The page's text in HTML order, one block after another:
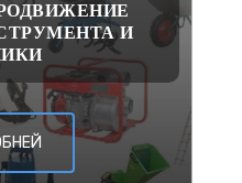
И